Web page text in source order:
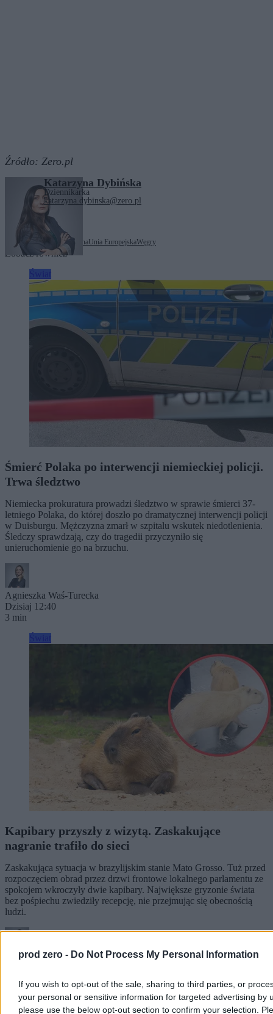
prod zero - Do Not Process My Personal Information
If you wish to opt-out of the sale, sharing to third parties, or
your personal or sensitive information for targeted advertising by
please use the below opt-out section to confirm your selection.
Źródło: Zero.pl
Katarzyna Dybińska
Dziennikarka
katarzyna.dybinska@zero.pl
Tagi: Péter MagyarUkrainaUnia EuropejskaWęgry
Zobacz również
Śmierć Polaka po interwencji niemieckiej policji.
Trwa śledztwo
Niemiecka prokuratura prowadzi śledztwo w sprawie śmierci 37-
letniego Polaka, do której doszło po dramatycznej interwencji policji
w Duisburgu. Mężczyzna zmarł w szpitalu wskutek niedotlenienia.
Śledczy sprawdzają, czy do tragedii przyczyniło się
unieruchomienie go na brzuchu.
Agnieszka Waś-Turecka
Dzisiaj 12:40
3 min
Kapibary przyszły z wizytą. Zaskakujące
nagranie trafiło do sieci
Zaskakująca sytuacja w brazylijskim stanie Mato Grosso. Tuż przed
rozpoczęciem obrad przez drzwi frontowe lokalnego parlamentu ze
spokojem wkroczyły dwie kapibary. Największe gryzonie świata
bez pośpiechu zwiedziły recepcję, nie przejmując się obecnością
ludzi.
Agnieszka Waś-Turecka
2 min
Świat